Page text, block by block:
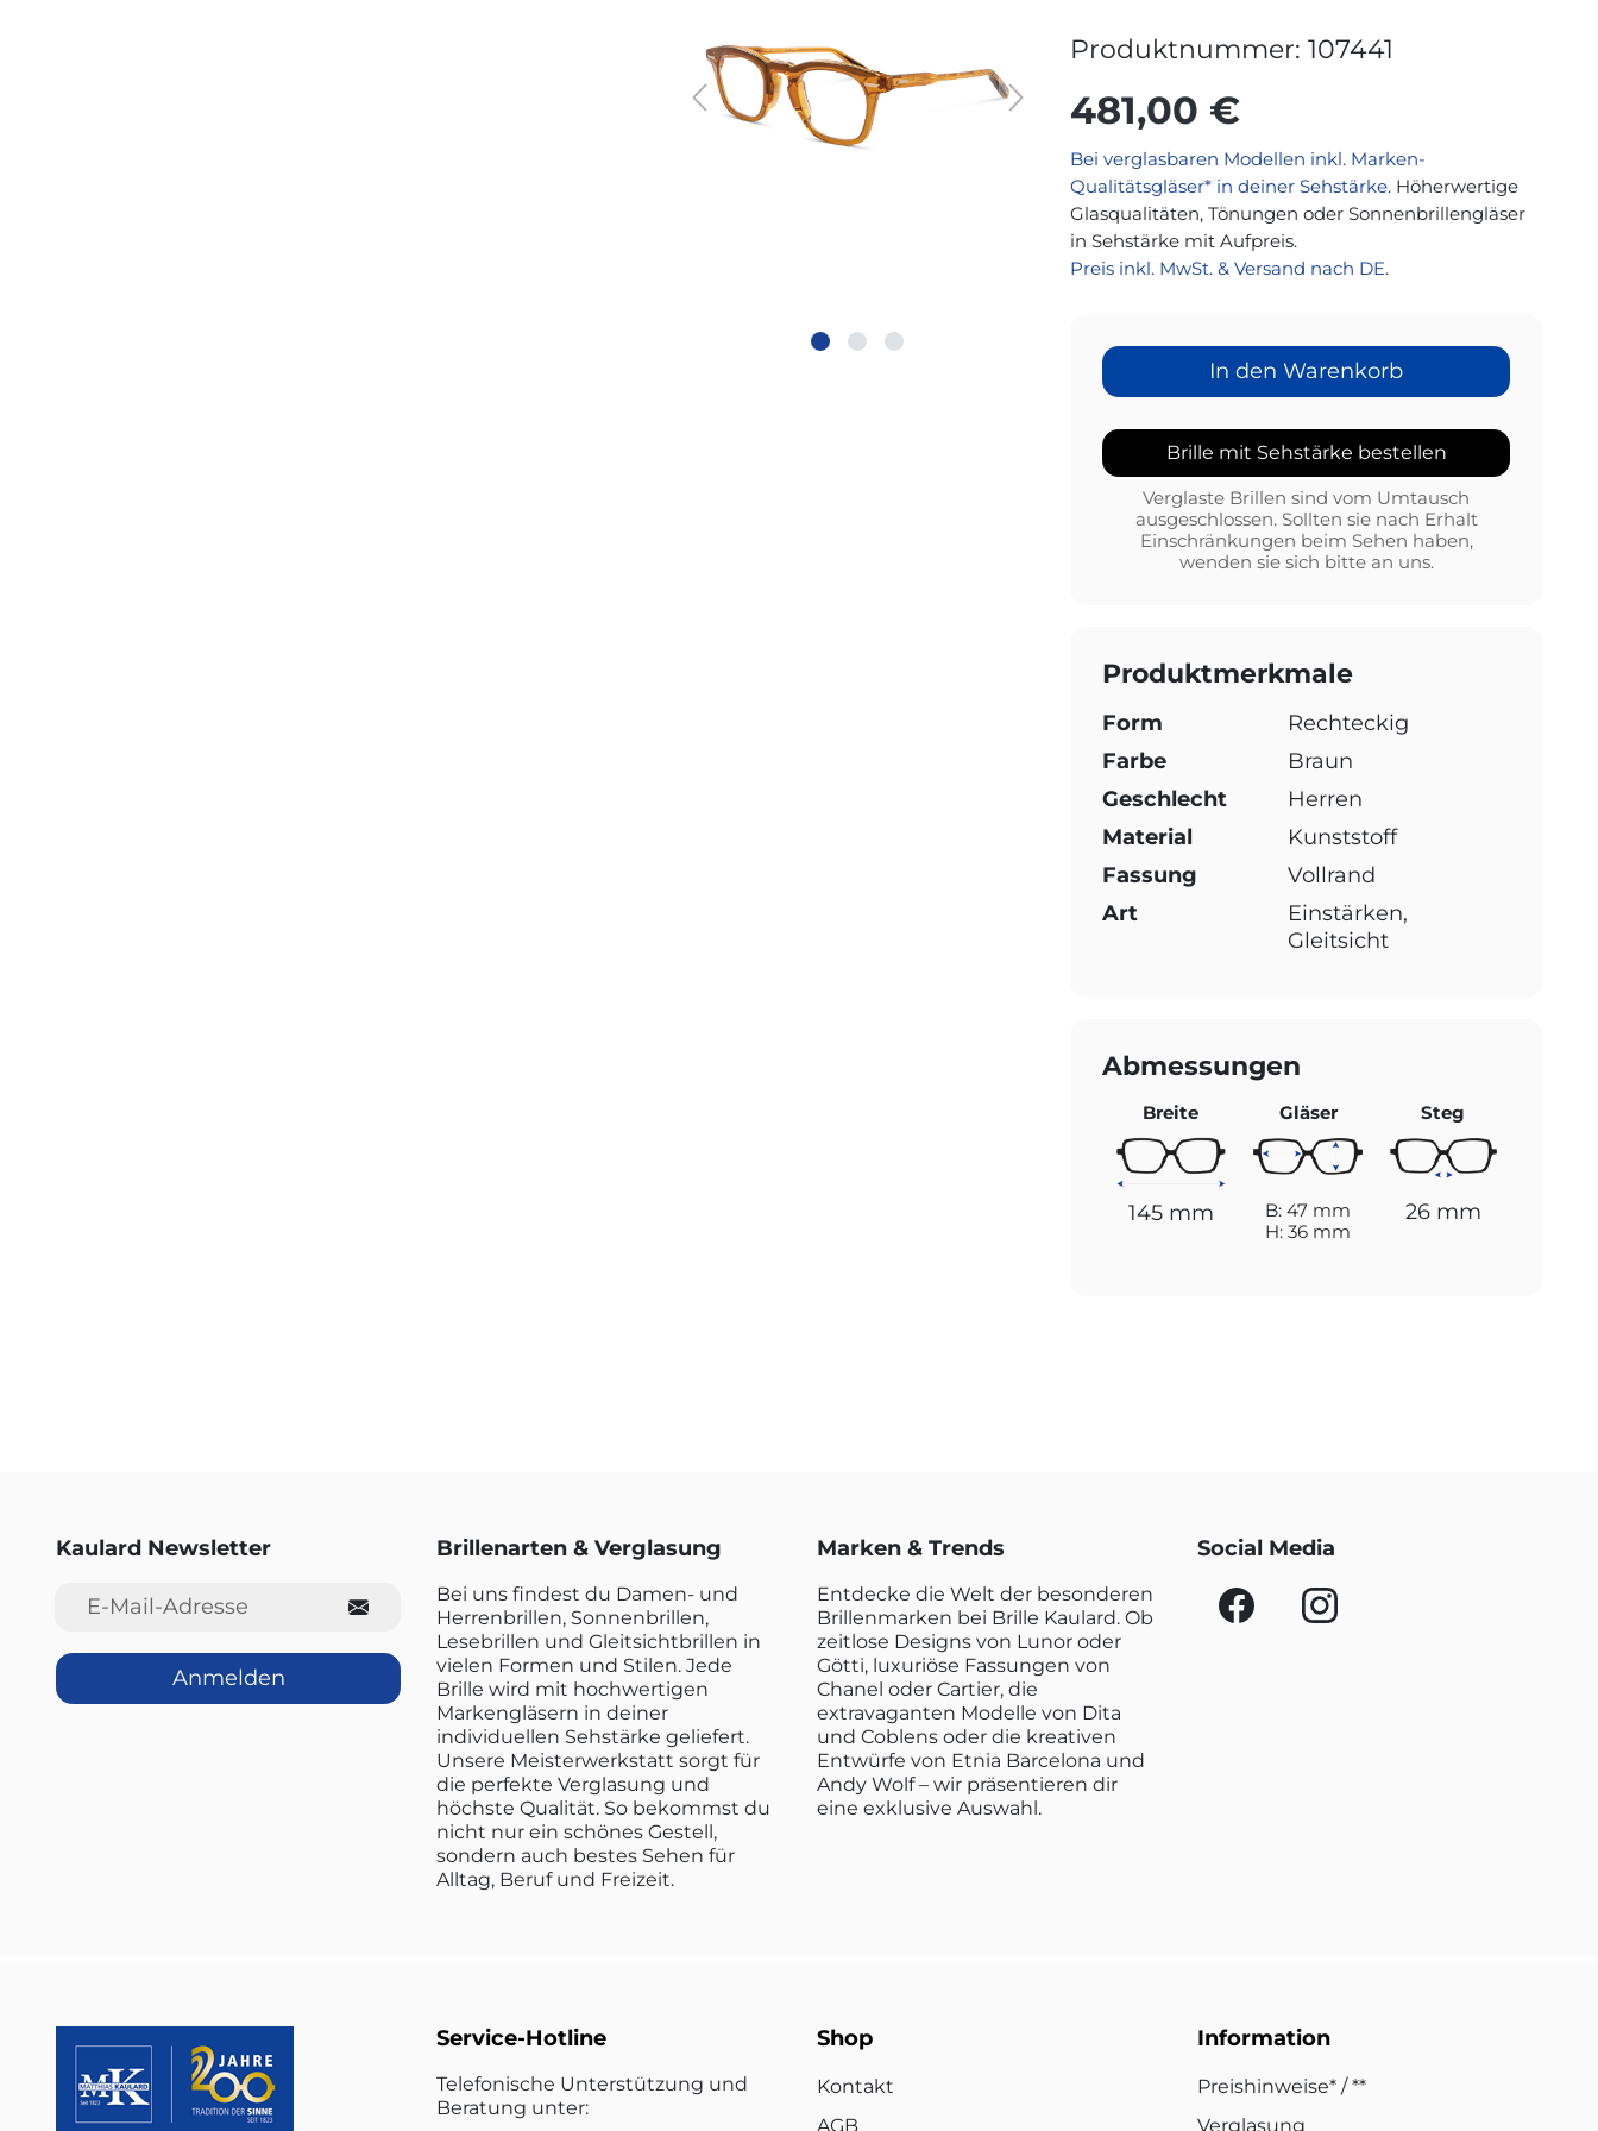
Produktnummer:107441
481,00 €
Bei verglasbaren Modellen inkl. Marken-
Qualitätsgläser* in deiner Sehstärke. Höherwertige
Glasqualitäten, Tönungen oder Sonnenbrillengläser
in Sehstärke mit Aufpreis.
Preis inkl. MwSt. & Versand nach DE.
In den Warenkorb
Brille mit Sehstärke bestellen
Verglaste Brillen sind vom Umtausch
ausgeschlossen. Sollten sie nach Erhalt
Einschränkungen beim Sehen haben,
wenden sie sich bitte an uns.
Produktmerkmale
Form
Rechteckig
Farbe
Braun
Geschlecht
Herren
Material
Kunststoff
Fassung
Vollrand
Art
Einstärken,
Gleitsicht
Abmessungen
Breite
145 mm
Gläser
B: 47 mm
H: 36 mm
Steg
26 mm
Kaulard Newsletter
E-Mail-Adresse
Anmelden
Brillenarten & Verglasung
Bei uns findest du Damen- und
Herrenbrillen, Sonnenbrillen,
Lesebrillen und Gleitsichtbrillen in
vielen Formen und Stilen. Jede
Brille wird mit hochwertigen
Markengläsern in deiner
individuellen Sehstärke geliefert.
Unsere Meisterwerkstatt sorgt für
die perfekte Verglasung und
höchste Qualität. So bekommst du
nicht nur ein schönes Gestell,
sondern auch bestes Sehen für
Alltag, Beruf und Freizeit.
Marken & Trends
Entdecke die Welt der besonderen
Brillenmarken bei Brille Kaulard. Ob
zeitlose Designs von Lunor oder
Götti, luxuriöse Fassungen von
Chanel oder Cartier, die
extravaganten Modelle von Dita
und Coblens oder die kreativen
Entwürfe von Etnia Barcelona und
Andy Wolf – wir präsentieren dir
eine exklusive Auswahl.
Social Media
Service-Hotline
Telefonische Unterstützung und
Beratung unter:
Shop
Kontakt
AGB
Information
Preishinweise* / **
Verglasung